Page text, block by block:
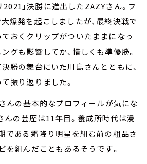
2021」決勝に進出したZAZYさん。フ
爆発を起こしましたが、最終決戦で
おくクリップがついたままになっ
グも影響してか、惜しくも準優勝。
勝の舞台にいた川島さんとともに、
振り返りました。
んの基本的なプロフィールが気にな
んの芸歴は11年目。養成所時代は漫
である霜降り明星を組む前の粗品さ
を組んだこともあるそうです。